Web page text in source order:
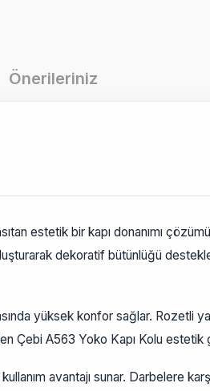
Önerileriniz
estetik bir kapı donanımı
dekoratif bütünlüğü
yüksek konfor sağlar. Rozetli
A563 Yoko Kapı Kolu estetik
avantajı sunar. Darbelere